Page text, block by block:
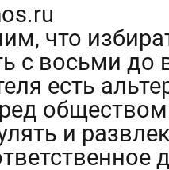
что
с восьми до
есть
и